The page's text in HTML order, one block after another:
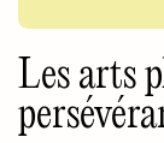
Les arts